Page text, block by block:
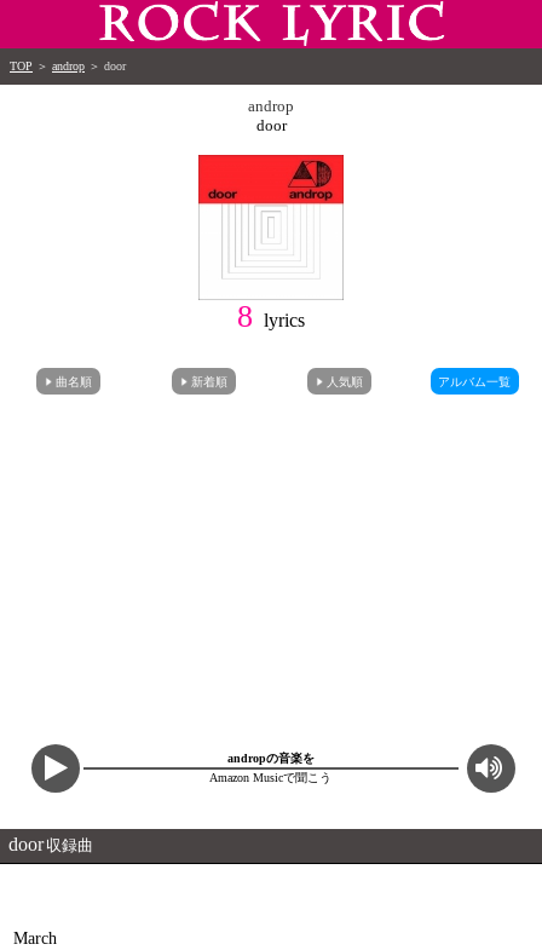
TOP ＞ androp ＞ door
androp
door
8 lyrics
曲名順 新着順 人気順 アルバム一覧
andropの音楽を
Amazon Musicで聞こう
door 収録曲
March